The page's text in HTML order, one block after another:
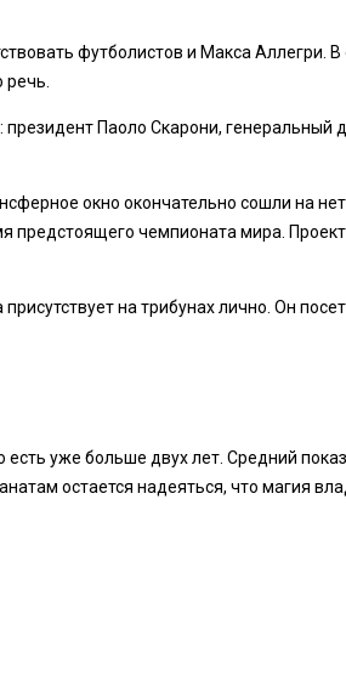
футболистов и Макса Аллегри.
Паоло Скарони,
окно окончательно сошли на
чемпионата мира.
на трибунах лично. Он
уже больше двух лет. Средний
остается надеяться, что магия